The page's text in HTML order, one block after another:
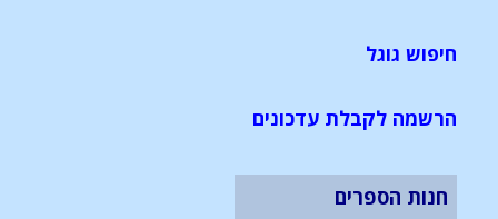
חיפוש גוגל
הרשמה לקבלת עדכונים
חנות הספרים